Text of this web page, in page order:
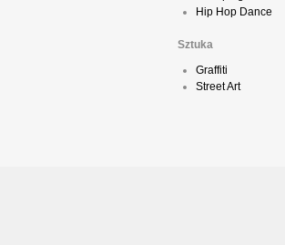
Hip Hop Dance
Sztuka
Graffiti
Street Art